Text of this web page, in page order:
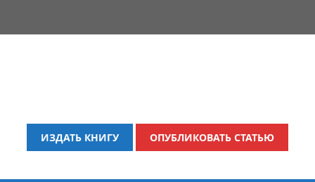
содержимому
ИЗДАТЬ КНИГУ ОПУБЛИКОВАТЬ СТАТЬЮ